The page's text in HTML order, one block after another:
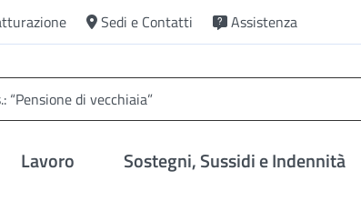
Sedi e Contatti Assistenza
Lavoro Sostegni, Sussidi e Indennità